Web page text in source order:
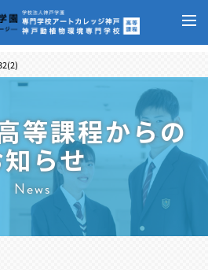
等課程からの
らせ
News